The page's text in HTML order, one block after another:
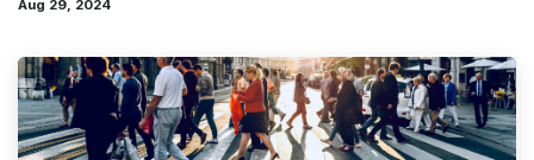
Aug 29, 2024